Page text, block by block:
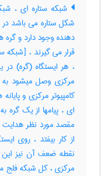
شبکه ستاره ای ،
دهنده وجود دارد و گره
قرار می گیرند ،
، هر ایستگاه (گره) در
مرکزی وصل میشود
کامپیوتر مرکزی و
ای ، پیامها از یک گره
مقصد مورد نظر هدایت
از کار بیفتد ، روی
نقطه ضعف آن نیز این